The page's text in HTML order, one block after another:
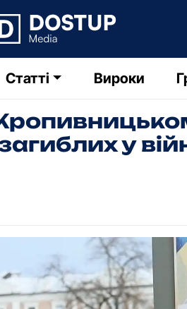
Статті Вироки
у